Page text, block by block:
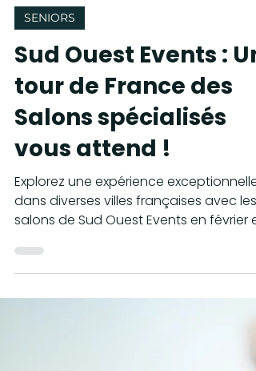
4 déc. 2023 2 min de lecture
SENIORS
Sud Ouest Events : Un
tour de France des
Salons spécialisés
vous attend !